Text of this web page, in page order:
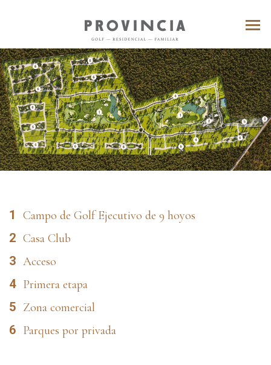
1
Campo de Golf Ejecutivo de 9 hoyos
2 Casa Club
3 Acceso
4 Primera etapa
5 Zona comercial
6 Parques por privada